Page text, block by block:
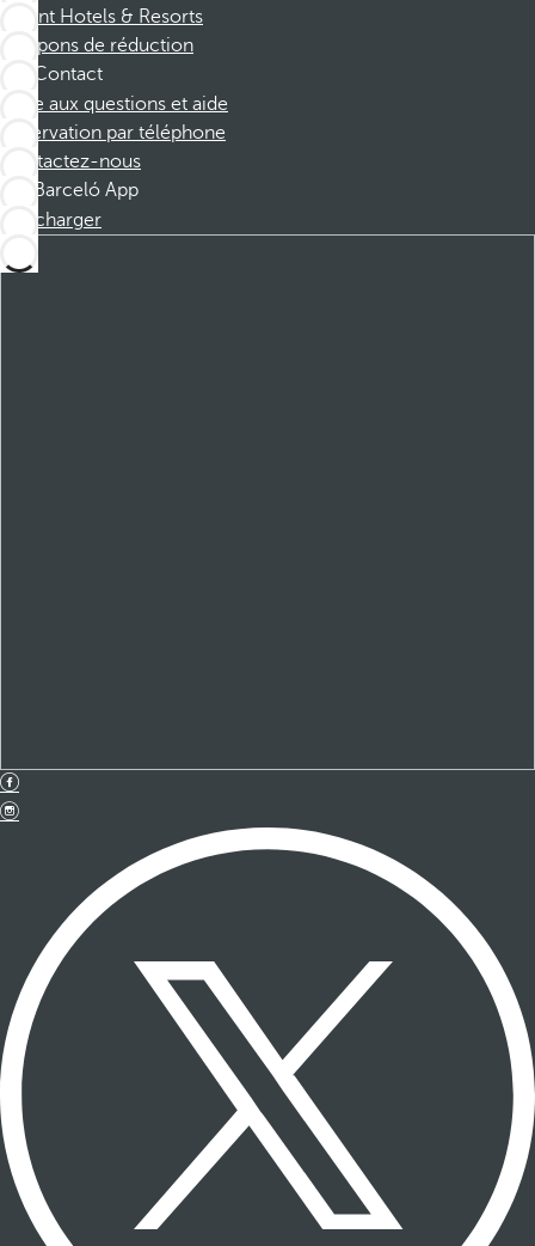
Dorint Hotels & Resorts
Coupons de réduction
Contact
Foire aux questions et aide
Réservation par téléphone
Contactez-nous
Barceló App
Télécharger